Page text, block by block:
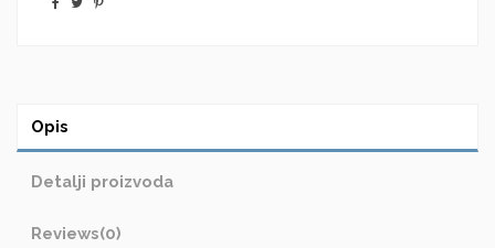
Opis
Detalji proizvoda
Reviews(0)